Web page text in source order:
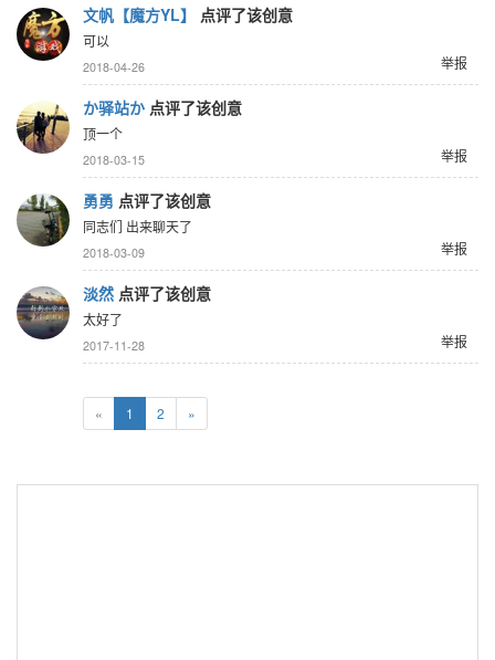
文帆【魔方YL】 点评了该创意
可以
举报
2018-04-26
か驿站か 点评了该创意
顶一个
举报
2018-03-15
勇勇 点评了该创意
同志们 出来聊天了
举报
2018-03-09
淡然 点评了该创意
太好了
举报
2017-11-28
« 1 2 »